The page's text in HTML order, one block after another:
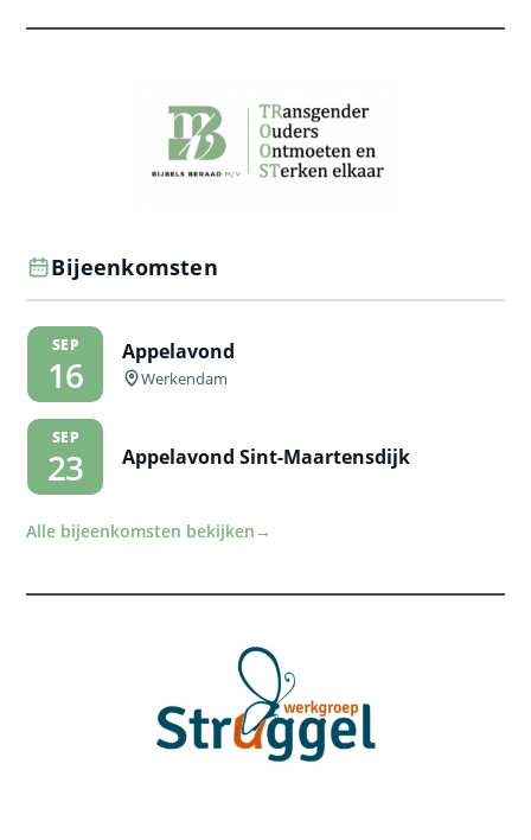
Bijeenkomsten
SEP
16
Appelavond
Werkendam
SEP
23 Appelavond Sint-Maartensdijk
Alle bijeenkomsten bekijken →